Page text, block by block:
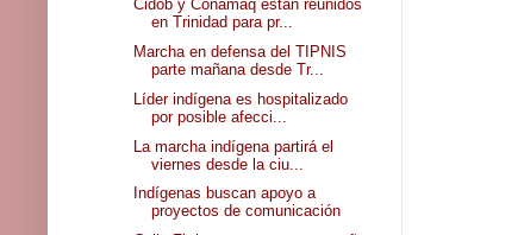
Cidob y Conamaq están reunidos
en Trinidad para pr...
Marcha en defensa del TIPNIS
parte mañana desde Tr...
Líder indígena es hospitalizado
por posible afecci...
La marcha indígena partirá el
viernes desde la ciu...
Indígenas buscan apoyo a
proyectos de comunicación